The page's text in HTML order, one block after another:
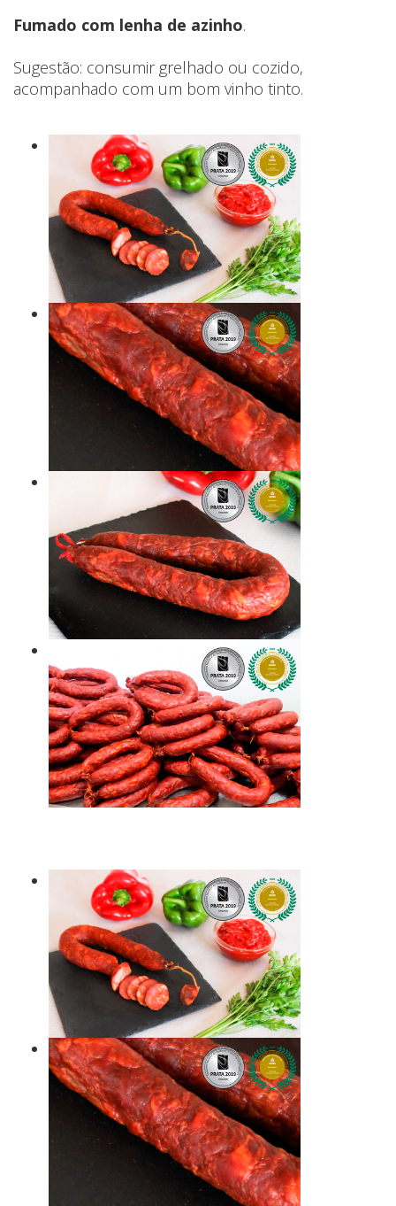
Fumado com lenha de azinho.
Sugestão: consumir grelhado ou cozido,
acompanhado com um bom vinho tinto.